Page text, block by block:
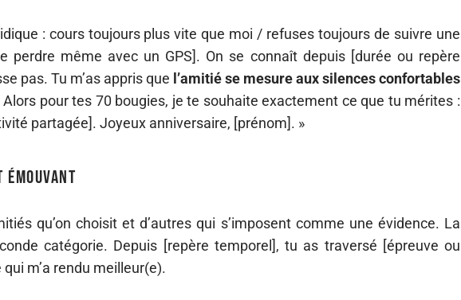
: cours toujours plus vite que moi / refuses toujours de suivre une
perdre même avec un GPS]. On se connaît depuis [durée ou repère
pas. Tu m’as appris que l’amitié se mesure aux silences confortables
Alors pour tes 70 bougies, je te souhaite exactement ce que tu mérites :
partagée]. Joyeux anniversaire, [prénom]. »
qu’on choisit et d’autres qui s’imposent comme une évidence. La
catégorie. Depuis [repère temporel], tu as traversé [épreuve ou
m’a rendu meilleur(e).